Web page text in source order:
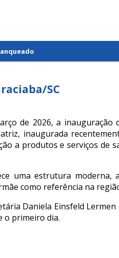
SC
de 2026, a inauguração
inaugurada
a produtos e serviços de
uma estrutura moderna,
como referência na
Daniela Einsfeld Lermen
o primeiro dia.